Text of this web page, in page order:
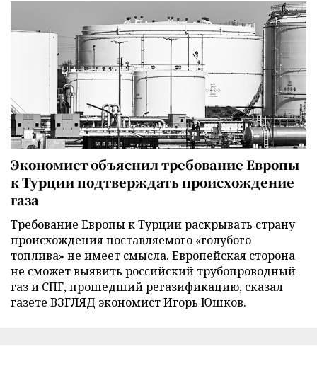
Экономист объяснил требование Европы
к Турции подтверждать происхождение
газа
Требование Европы к Турции раскрывать страну
происхождения поставляемого «голубого
топлива» не имеет смысла. Европейская сторона
не сможет выявить российский трубопроводный
газ и СПГ, прошедший регазификацию, сказал
газете ВЗГЛЯД экономист Игорь Юшков.